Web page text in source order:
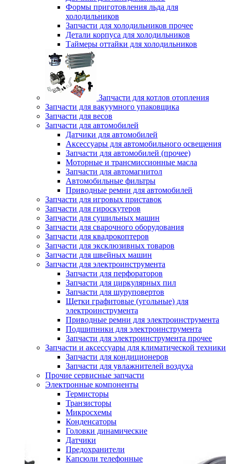
Формы приготовления льда для
холодильников
Запчасти для холодильников прочее
Детали корпуса для холодильников
Таймеры оттайки для холодильников
Запчасти для котлов отопления
Запчасти для вакуумного упаковщика
Запчасти для весов
Запчасти для автомобилей
Датчики для автомобилей
Аксессуары для автомобильного освещения
Запчасти для автомобилей (прочее)
Моторные и трансмиссионные масла
Запчасти для автомагнитол
Автомобильные фильтры
Приводные ремни для автомобилей
Запчасти для игровых приставок
Запчасти для гироскутеров
Запчасти для сушильных машин
Запчасти для сварочного оборудования
Запчасти для квадрокоптеров
Запчасти для эксклюзивных товаров
Запчасти для швейных машин
Запчасти для электроинструмента
Запчасти для перфораторов
Запчасти для циркулярных пил
Запчасти для шуруповертов
Щетки графитовые (угольные) для
электроинструмента
Приводные ремни для электроинструмента
Подшипники для электроинструмента
Запчасти для электроинструмента прочее
Запчасти и аксессуары для климатической техники
Запчасти для кондиционеров
Запчасти для увлажнителей воздуха
Прочие сервисные запчасти
Электронные компоненты
Термисторы
Транзисторы
Микросхемы
Конденсаторы
Головки динамические
Датчики
Предохранители
Капсюли телефонные